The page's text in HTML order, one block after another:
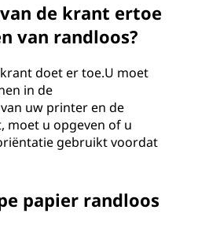
de krant ertoe
van randloos?
doet er toe.U moet
in de
uw printer en de
moet u opgeven of u
gebruikt voordat
papier randloos